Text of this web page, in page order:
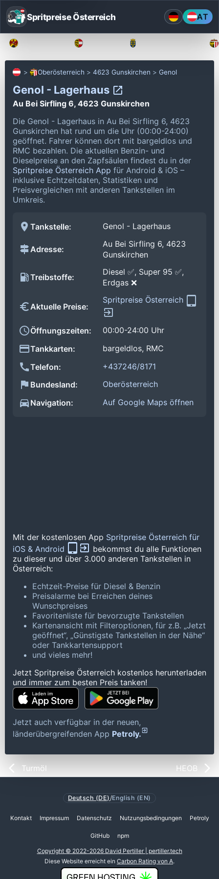
Spritpreise Österreich AT
Oberösterreich 4623 Gunskirchen Genol
Genol - Lagerhaus
Au Bei Sirfling 6, 4623 Gunskirchen
Die Genol - Lagerhaus in Au Bei Sirfling 6, 4623
Gunskirchen hat rund um die Uhr (00:00-24:00)
geöffnet. Fahrer können dort mit bargeldlos und
RMC bezahlen. Die aktuellen Benzin- und
Dieselpreise an den Zapfsäulen findest du in der
Spritpreise Österreich App für Android & iOS –
inklusive Echtzeitdaten, Statistiken und
Preisvergleichen mit anderen Tankstellen im
Umkreis.
Tankstelle: Genol - Lagerhaus
Adresse:
Au Bei Sirfling 6, 4623
Gunskirchen
Treibstoffe:
Diesel ✅, Super 95 ✅,
Erdgas ❌
Aktuelle Preise:
Spritpreise Österreich
Öffnungszeiten:
00:00-24:00 Uhr
Tankkarten:
bargeldlos, RMC
Telefon:
+437246/8171
Bundesland:
Oberösterreich
Navigation:
Auf Google Maps öffnen
Mit der kostenlosen App Spritpreise Österreich für
iOS & Android
bekommst du alle Funktionen
zu dieser und über 3.000 anderen Tankstellen in
Österreich:
Echtzeit-Preise für Diesel & Benzin
Preisalarme bei Erreichen deines
Wunschpreises
Favoritenliste für bevorzugte Tankstellen
Kartenansicht mit Filteroptionen, für z.B. „Jetzt
geöffnet“, „Günstigste Tankstellen in der Nähe“
oder Tankkartensupport
und vieles mehr!
Jetzt Spritpreise Österreich kostenlos herunterladen
und immer zum besten Preis tanken!
Jetzt auch verfügbar in der neuen,
länderübergreifenden App Petroly.
Turmöl HEOB
Deutsch (DE)/English (EN)
Kontakt Impressum Datenschutz Nutzungsbedingungen Petroly
GitHub npm
Copyright © 2022-2026 David Pertiller | pertiller.tech
Diese Website erreicht ein Carbon Rating von A.